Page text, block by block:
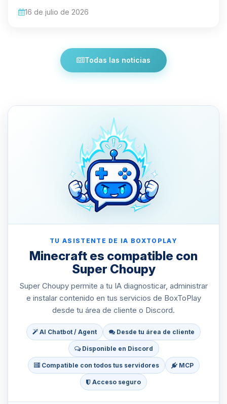
16 de julio de 2026
Todas las noticias
TU ASISTENTE DE IA BOXTOPLAY
Minecraft es compatible con
Super Choupy
Super Choupy permite a tu IA diagnosticar, administrar
e instalar contenido en tus servicios de BoxToPlay
desde tu área de cliente o Discord.
AI Chatbot / Agent Desde tu área de cliente
Disponible en Discord
Compatible con todos tus servidores MCP
Acceso seguro